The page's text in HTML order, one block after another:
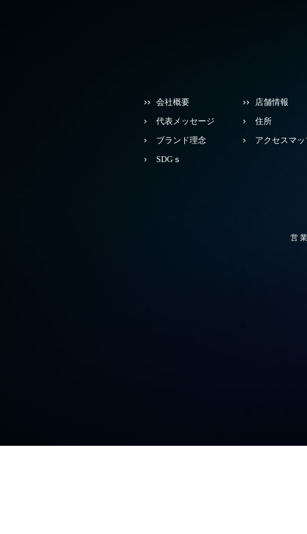
会社概要
代表メッセージ
ブランド理念
SDGｓ
店舗情報
住所
アクセスマッ
営